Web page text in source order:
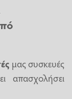
μας συσκευές
απασχολήσει